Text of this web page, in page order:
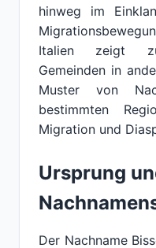
hinweg im
Italien zeigt
Gemeinden in
Muster von
bestimmten
Migration und
Ursprung
Der Nachname